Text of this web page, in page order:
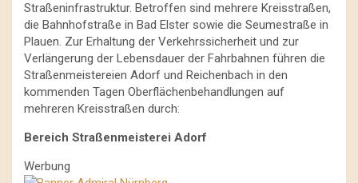
Straßeninfrastruktur. Betroffen sind mehrere Kreisstraßen,
die Bahnhofstraße in Bad Elster sowie die Seumestraße in
Plauen. Zur Erhaltung der Verkehrssicherheit und zur
Verlängerung der Lebensdauer der Fahrbahnen führen die
Straßenmeistereien Adorf und Reichenbach in den
kommenden Tagen Oberflächenbehandlungen auf
mehreren Kreisstraßen durch:
Bereich Straßenmeisterei Adorf
Werbung